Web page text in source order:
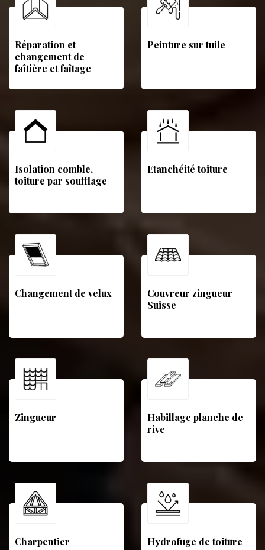
Réparation et
changement de
faîtière et faîtage
Peinture sur tuile
Isolation comble,
toiture par soufflage
Etanchéité toiture
Changement de velux
Couvreur zingueur
Suisse
Zingueur
Habillage planche de
rive
Charpentier Hydrofuge de toiture